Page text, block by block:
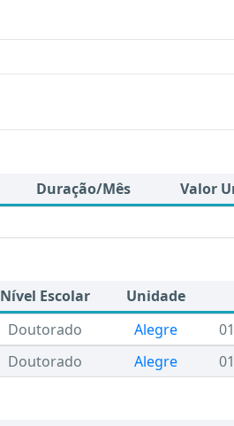
Duração/Mês Valor
Nível Escolar Unidade
Doutorado Alegre
Doutorado Alegre